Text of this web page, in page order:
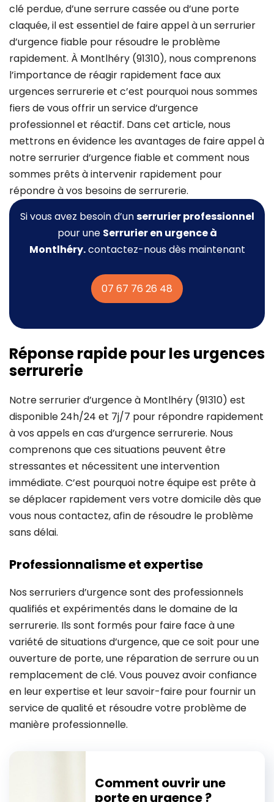
clé perdue, d’une serrure cassée ou d’une porte
claquée, il est essentiel de faire appel à un serrurier
d’urgence fiable pour résoudre le problème
rapidement. À Montlhéry (91310), nous comprenons
l’importance de réagir rapidement face aux
urgences serrurerie et c’est pourquoi nous sommes
fiers de vous offrir un service d’urgence
professionnel et réactif. Dans cet article, nous
mettrons en évidence les avantages de faire appel à
notre serrurier d’urgence fiable et comment nous
sommes prêts à intervenir rapidement pour
répondre à vos besoins de serrurerie.
Si vous avez besoin d’unserrurier professionnel
pour une Serrurieren urgence à
Montlhéry.contactez-nous dès maintenant
07 67 76 26 48
Réponse rapide pour les urgences
serrurerie
Notre serrurier d’urgence à Montlhéry (91310) est
disponible 24h/24 et 7j/7 pour répondre rapidement
à vos appels en cas d’urgence serrurerie. Nous
comprenons que ces situations peuvent être
stressantes et nécessitent une intervention
immédiate. C’est pourquoi notre équipe est prête à
se déplacer rapidement vers votre domicile dès que
vous nous contactez, afin de résoudre le problème
sans délai.
Professionnalisme et expertise
Nos serruriers d’urgence sont des professionnels
qualifiés et expérimentés dans le domaine de la
serrurerie. Ils sont formés pour faire face à une
variété de situations d’urgence, que ce soit pour une
ouverture de porte, une réparation de serrure ou un
remplacement de clé. Vous pouvez avoir confiance
en leur expertise et leur savoir-faire pour fournir un
service de qualité et résoudre votre problème de
manière professionnelle.
Comment ouvrir une
porte en urgence ?